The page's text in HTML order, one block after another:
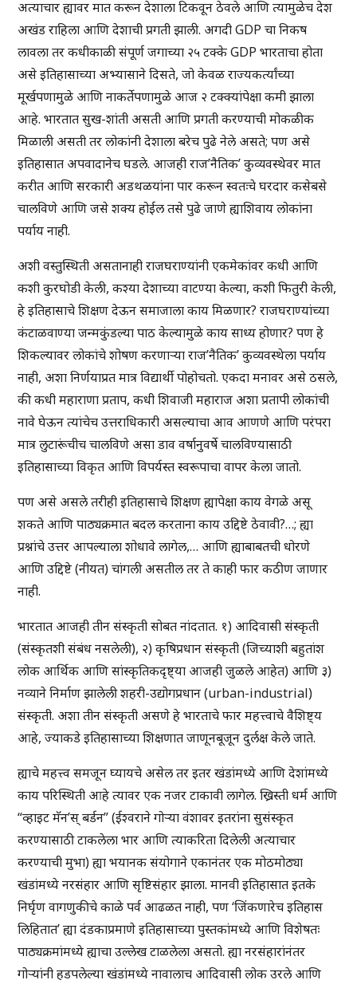
अत्याचार ह्यावर मात करून देशाला टिकवून ठेवले आणि त्यामुळेच देश
अखंड राहिला आणि देशाची प्रगती झाली. अगदी GDP चा निकष
लावला तर कधीकाळी संपूर्ण जगाच्या २५ टक्के GDP भारताचा होता
असे इतिहासाच्या अभ्यासाने दिसते, जो केवळ राज्यकर्त्यांच्या
मूर्खपणामुळे आणि नाकर्तेपणामुळे आज २ टक्क्यांपेक्षा कमी झाला
आहे. भारतात सुख-शांती असती आणि प्रगती करण्याची मोकळीक
मिळाली असती तर लोकांनी देशाला बरेच पुढे नेले असते; पण असे
इतिहासात अपवादानेच घडले. आजही राज’नैतिक’ कुव्यवस्थेवर मात
करीत आणि सरकारी अडथळयांना पार करून स्वतःचे घरदार कसेबसे
चालविणे आणि जसे शक्य होईल तसे पुढे जाणे ह्याशिवाय लोकांना
पर्याय नाही.
अशी वस्तुस्थिती असतानाही राजघराण्यांनी एकमेकांवर कधी आणि
कशी कुरघोडी केली, कश्या देशाच्या वाटण्या केल्या, कशी फितुरी केली,
हे इतिहासाचे शिक्षण देऊन समाजाला काय मिळणार? राजघराण्यांच्या
कंटाळवाण्या जन्मकुंडल्या पाठ केल्यामुळे काय साध्य होणार? पण हे
शिकल्यावर लोकांचे शोषण करणार्‍या राज’नैतिक’ कुव्यवस्थेला पर्याय
नाही, अशा निर्णयाप्रत मात्र विद्यार्थी पोहोचतो. एकदा मनावर असे ठसले,
की कधी महाराणा प्रताप, कधी शिवाजी महाराज अशा प्रतापी लोकांची
नावे घेऊन त्यांचेच उत्तराधिकारी असल्याचा आव आणणे आणि परंपरा
मात्र लुटारूंचीच चालविणे असा डाव वर्षानुवर्षे चालविण्यासाठी
इतिहासाच्या विकृत आणि विपर्यस्त स्वरूपाचा वापर केला जातो.
पण असे असले तरीही इतिहासाचे शिक्षण ह्यापेक्षा काय वेगळे असू
शकते आणि पाठ्यक्रमात बदल करताना काय उद्दिष्टे ठेवावी?…; ह्या
प्रश्नांचे उत्तर आपल्याला शोधावे लागेल,… आणि ह्याबाबतची धोरणे
आणि उद्दिष्टे (नीयत) चांगली असतील तर ते काही फार कठीण जाणार
नाही.
भारतात आजही तीन संस्कृती सोबत नांदतात. १) आदिवासी संस्कृती
(संस्कृतशी संबंध नसलेली), २) कृषिप्रधान संस्कृती (जिच्याशी बहुतांश
लोक आर्थिक आणि सांस्कृतिकदृष्ट्या आजही जुळले आहेत) आणि ३)
नव्याने निर्माण झालेली शहरी-उद्योगप्रधान (urban-industrial)
संस्कृती. अशा तीन संस्कृती असणे हे भारताचे फार महत्त्वाचे वैशिष्ट्य
आहे, ज्याकडे इतिहासाच्या शिक्षणात जाणूनबूजून दुर्लक्ष केले जाते.
ह्याचे महत्त्व समजून घ्यायचे असेल तर इतर खंडांमध्ये आणि देशांमध्ये
काय परिस्थिती आहे त्यावर एक नजर टाकावी लागेल. ख्रिस्ती धर्म आणि
“व्हाइट मॅन’स् बर्डन” (ईश्वराने गोर्‍या वंशावर इतरांना सुसंस्कृत
करण्यासाठी टाकलेला भार आणि त्याकरिता दिलेली अत्याचार
करण्याची मुभा) ह्या भयानक संयोगाने एकानंतर एक मोठमोठ्या
खंडांमध्ये नरसंहार आणि सृष्टिसंहार झाला. मानवी इतिहासात इतके
निर्घृण वागणुकीचे काळे पर्व आढळत नाही, पण ‘जिंकणारेच इतिहास
लिहितात’ ह्या दंडकाप्रमाणे इतिहासाच्या पुस्तकांमध्ये आणि विशेषतः
पाठ्यक्रमांमध्ये ह्याचा उल्लेख टाळलेला असतो. ह्या नरसंहारांनंतर
गोर्‍यांनी हडपलेल्या खंडांमध्ये नावालाच आदिवासी लोक उरले आणि